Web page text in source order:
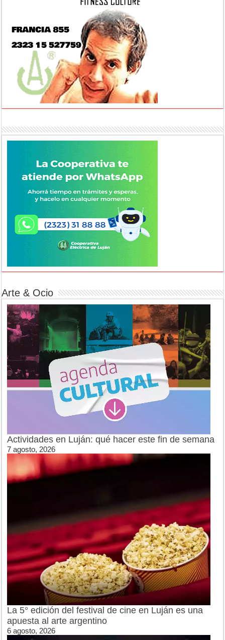
Arte & Ocio
Actividades en Luján: qué hacer este fin de semana
7 agosto, 2026
La 5° edición del festival de cine en Luján es una
apuesta al arte argentino
6 agosto, 2026